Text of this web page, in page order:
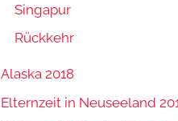
Singapur
Rückkehr
Alaska 2018
Elternzeit in Neuseeland